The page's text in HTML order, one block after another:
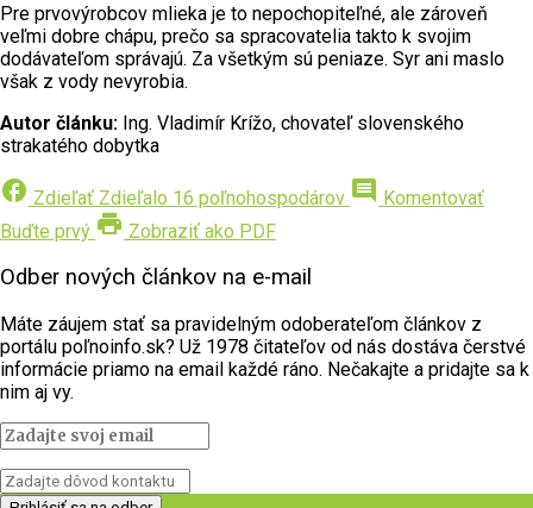
Pre prvovýrobcov mlieka je to nepochopiteľné, ale zároveň
veľmi dobre chápu, prečo sa spracovatelia takto k svojim
dodávateľom správajú. Za všetkým sú peniaze. Syr ani maslo
však z vody nevyrobia.
Autor článku: Ing. Vladimír Krížo, chovateľ slovenského
strakatého dobytka
facebook Zdieľať Zdieľalo 16 poľnohospodárov comment Komentovať
Buďte prvý print Zobraziť ako PDF
Odber nových článkov na e-mail
Máte záujem stať sa pravidelným odoberateľom článkov z
portálu poľnoinfo.sk? Už 1978 čitateľov od nás dostáva čerstvé
informácie priamo na email každé ráno. Nečakajte a pridajte sa k
nim aj vy.